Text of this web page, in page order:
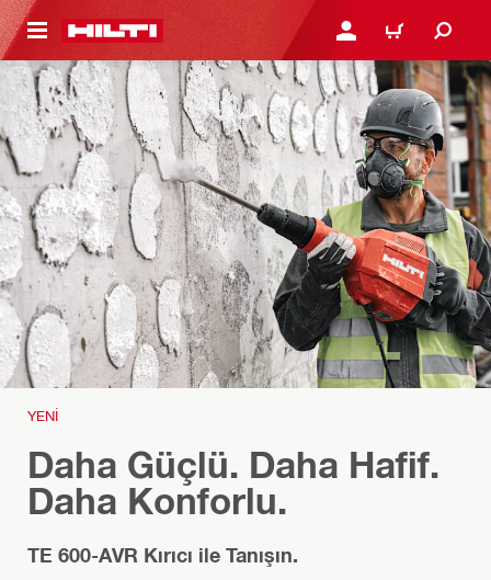
GEÇ GIRIŞ YAP YA DA KAYIT
SEPET
YENİ
Daha Güçlü. Daha Hafif.
Daha Konforlu.
TE 600-AVR Kırıcı ile Tanışın.